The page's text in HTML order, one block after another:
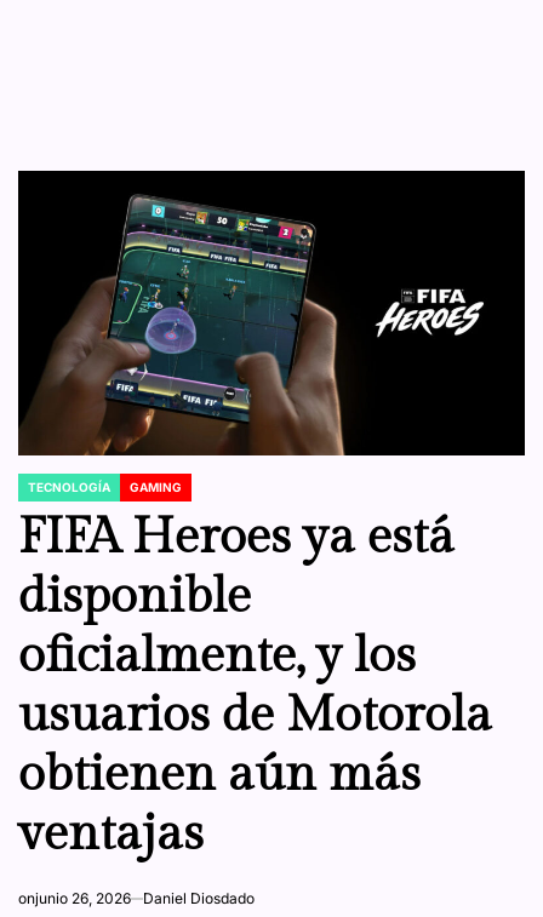
POSTED
IN
TECNOLOGÍA GAMING
FIFA Heroes ya está
disponible
oficialmente, y los
usuarios de Motorola
obtienen aún más
ventajas
onjunio 26, 2026 Daniel Diosdado